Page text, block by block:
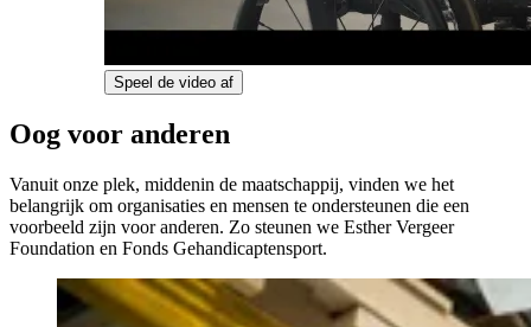
Speel de video af
Oog voor anderen
Vanuit onze plek, middenin de maatschappij, vinden we het
belangrijk om organisaties en mensen te ondersteunen die een
voorbeeld zijn voor anderen. Zo steunen we Esther Vergeer
Foundation en Fonds Gehandicaptensport.